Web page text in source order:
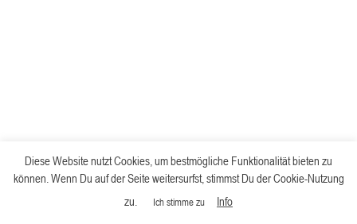
Diese Website nutzt Cookies, um bestmögliche Funktionalität bieten zu
können. Wenn Du auf der Seite weitersurfst, stimmst Du der Cookie-Nutzung
zu.
Ich stimme zu Info